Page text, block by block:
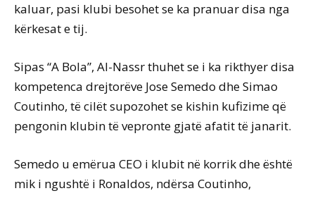
kaluar, pasi klubi besohet se ka pranuar disa nga
kërkesat e tij.
Sipas “A Bola”, Al-Nassr thuhet se i ka rikthyer disa
kompetenca drejtorëve Jose Semedo dhe Simao
Coutinho, të cilët supozohet se kishin kufizime që
pengonin klubin të vepronte gjatë afatit të janarit.
Semedo u emërua CEO i klubit në korrik dhe është
mik i ngushtë i Ronaldos, ndërsa Coutinho,